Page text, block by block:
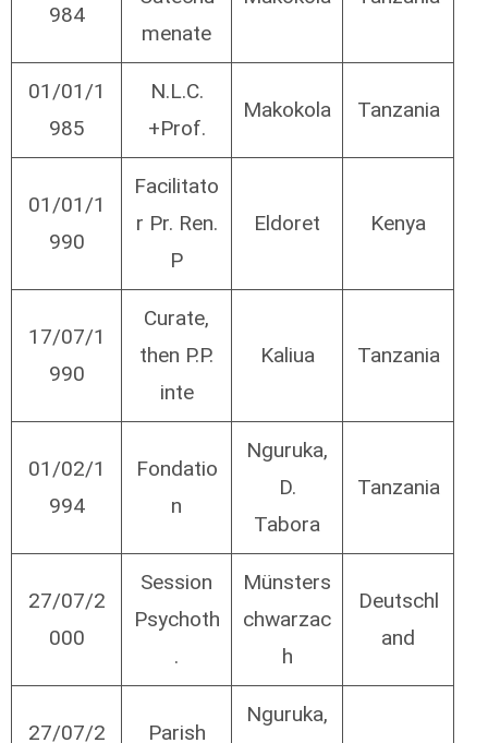
984
menate
01/01/1
985
N.L.C.
+Prof.
Makokola Tanzania
01/01/1
990
Facilitato
r Pr. Ren.
P
Eldoret Kenya
17/07/1
990
Curate,
then P.P.
inte
Kaliua Tanzania
01/02/1
994
Fondatio
n
Nguruka,
D.
Tabora
Tanzania
27/07/2
000
Session
Psychoth
.
Münsters
chwarzac
h
Deutschl
and
27/07/2
Parish
Nguruka,